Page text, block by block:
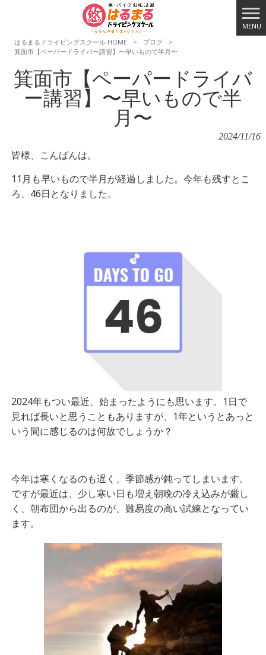
MENU
はるまるドライビングスクール HOME
> ブログ
>
箕面市【ペーパードライバー講習】〜早いもので半月〜
箕面市【ペーパードライバ
ー講習】〜早いもので半
月〜
2024/11/16
皆様、こんばんは。
11月も早いもので半月が経過しました。今年も残すとこ
ろ、46日となりました。
2024年もつい最近、始まったようにも思います。1日で
見れば長いと思うこともありますが、1年というとあっと
いう間に感じるのは何故でしょうか？
今年は寒くなるのも遅く、季節感が鈍ってしまいます。
ですが最近は、少し寒い日も増え朝晩の冷え込みが厳し
く、朝布団から出るのが、難易度の高い試練となってい
ます。